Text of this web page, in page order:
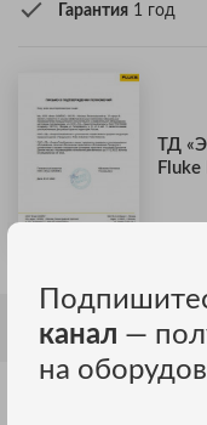
Гарантия 1 год
ТД
ОПИСАНИЕ
канал —
на